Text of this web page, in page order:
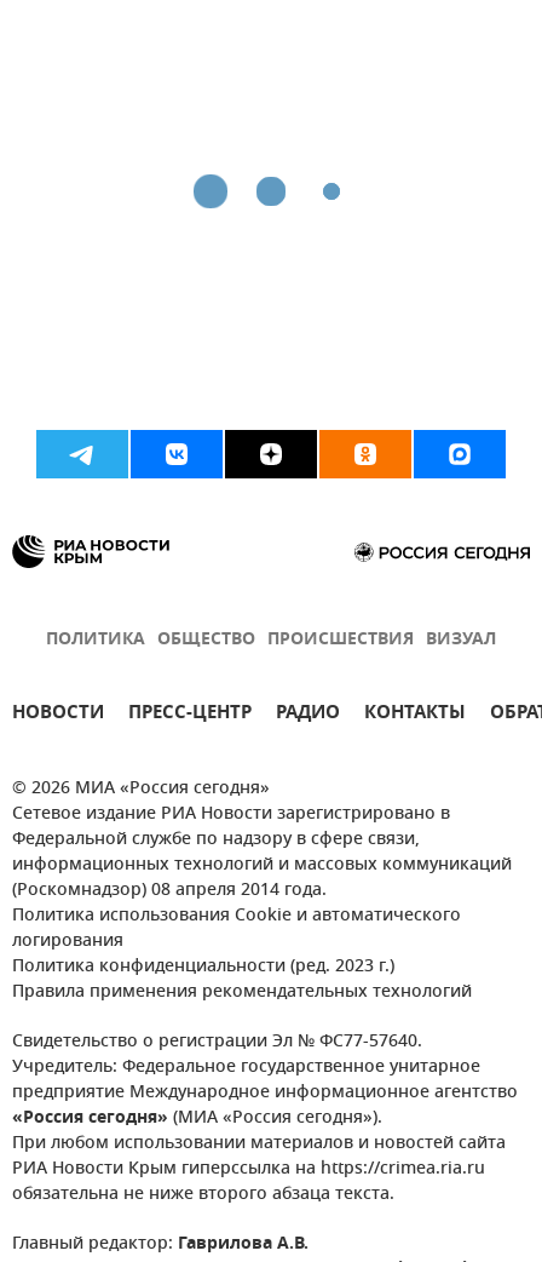
ПОЛИТИКА ОБЩЕСТВО ПРОИСШЕСТВИЯ ВИЗУАЛ
НОВОСТИ ПРЕСС-ЦЕНТР РАДИО КОНТАКТЫ
© 2026 МИА «Россия сегодня»
Сетевое издание РИА Новости зарегистрировано в
Федеральной службе по надзору в сфере связи,
информационных технологий и массовых коммуникаций
(Роскомнадзор) 08 апреля 2014 года.
Политика использования Cookie и автоматического
логирования
Политика конфиденциальности (ред. 2023 г.)
Правила применения рекомендательных технологий
Свидетельство о регистрации Эл № ФС77-57640.
Учредитель: Федеральное государственное унитарное
предприятие Международное информационное агентство
«Россия сегодня» (МИА «Россия сегодня»).
При любом использовании материалов и новостей сайта
РИА Новости Крым гиперссылка на https://crimea.ria.ru
обязательна не ниже второго абзаца текста.
Главный редактор: Гаврилова А.В.